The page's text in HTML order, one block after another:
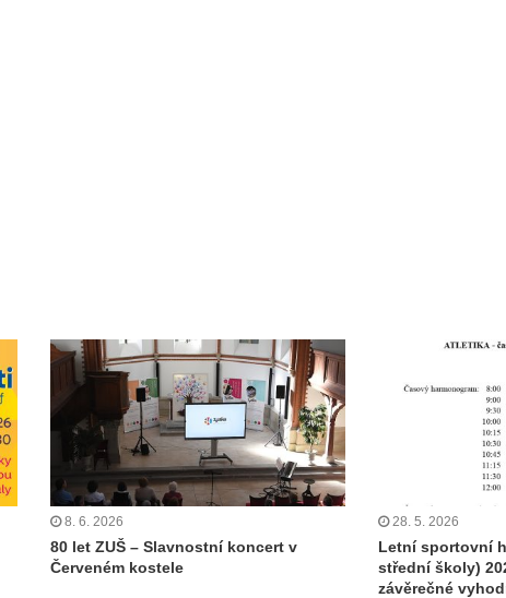
8. 6. 2026
80 let ZUŠ – Slavnostní koncert v
Červeném kostele
28. 5. 2026
Letní sportovní
střední školy)
závěrečné